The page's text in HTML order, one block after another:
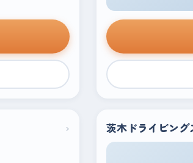
› 茨木ドライビング